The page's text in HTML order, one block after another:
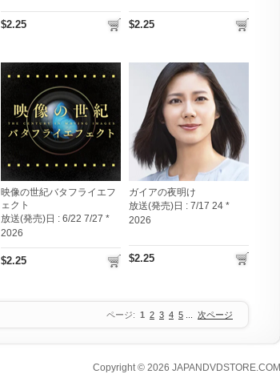
$2.25 $2.25
映像の世紀バタフライエフ
ェクト
放送(発売)日 : 6/22 7/27 *
2026
$2.25
ガイアの夜明け
放送(発売)日 : 7/17 24 *
2026
$2.25
ページ: 1 2 3 4 5 次ページ
Copyright © 2026 JAPANDVDSTORE.COM